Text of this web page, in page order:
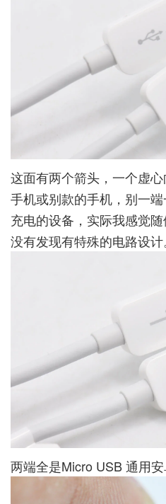
这面有两个箭头，一个虚
手机或别款的手机，别一
充电的设备，实际我感觉
没有发现有特殊的电路设计
两端全是Micro USB 通用安